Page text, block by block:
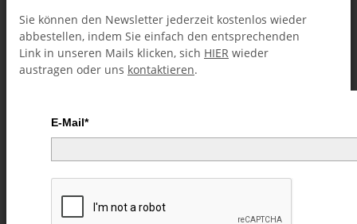
Video DOWNLOAD
Sie können den Newsletter jederzeit kostenlos wieder
abbestellen, indem Sie einfach den entsprechenden
Link in unseren Mails klicken, sich HIER wieder
austragen oder uns kontaktieren.
E-Mail*